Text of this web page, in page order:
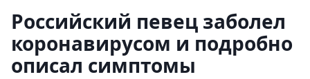
Российский певец заболел
коронавирусом и подробно
описал симптомы